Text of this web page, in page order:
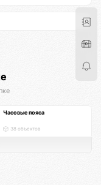
Часовые пояса
38 объектов